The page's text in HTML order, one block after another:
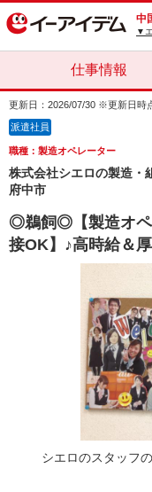
中
▼
仕事情報
更新日：2026/07/30 ※更新日時
派遣社員
職種：製造オペレーター
株式会社シエロの製造・
府中市
◎鵜飼◎【製造オペ
接OK】♪高時給＆
シエロのスタッフ